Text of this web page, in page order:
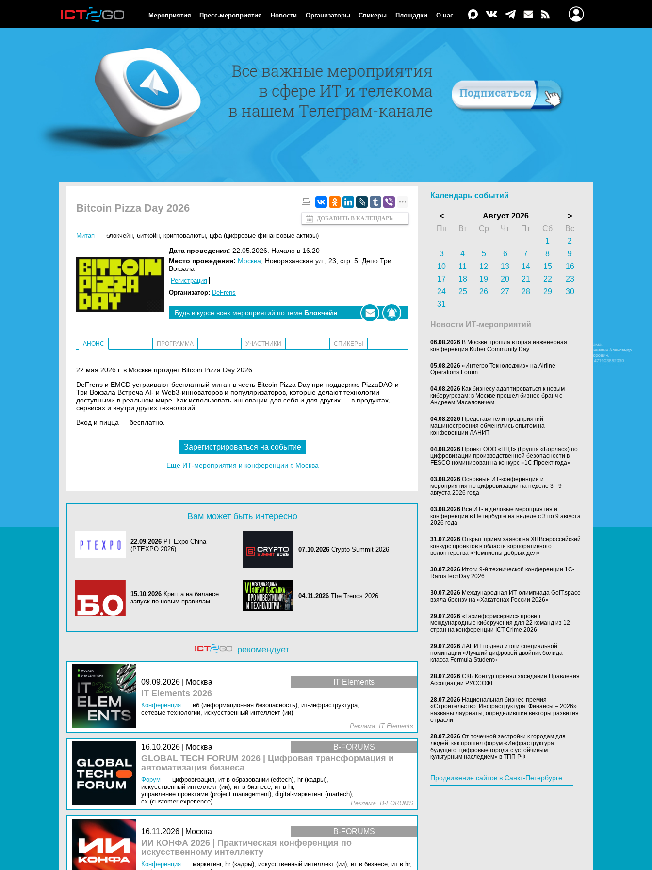
Мероприятия Пресс-мероприятия Новости Организаторы Спикеры Площадки О нас
Bitcoin Pizza Day 2026
ДОБАВИТЬ В КАЛЕНДАРЬ
Митап блокчейн, биткойн, криптовалюты, цфа (цифровые финансовые активы)
Дата проведения: 22.05.2026. Начало в 16:20
Место проведения: Москва , Новорязанская ул., 23, стр. 5, Депо Три
Вокзала
Регистрация
Организатор: DeFrens
Будь в курсе всех мероприятий по теме Блокчейн
АНОНС ПРОГРАММА УЧАСТНИКИ СПИКЕРЫ
22 мая 2026 г. в Москве пройдет Bitcoin Pizza Day 2026.
DeFrens и EMCD устраивают бесплатный митап в честь Bitcoin Pizza Day при поддержке PizzaDAO и
Три Вокзала Встреча AI- и Web3-инноваторов и популяризаторов, которые делают технологии
доступными в реальном мире. Как использовать инновации для себя и для других — в продуктах,
сервисах и внутри других технологий.
Вход и пицца — бесплатно.
Зарегистрироваться на событие
Еще ИТ-мероприятия и конференции г. Москва
Вам может быть интересно
22.09.2026 PT Expo China
(PTEXPO 2026)
07.10.2026 Crypto Summit 2026
15.10.2026 Крипта на балансе:
запуск по новым правилам
04.11.2026 The Trends 2026
рекомендует
IT Elements
09.09.2026 | Москва
IT Elements 2026
Конференция иб (информационная безопасность), ит-инфраструктура,
сетевые технологии, искусственный интеллект (ии)
Реклама. IT Elements
B-FORUMS
16.10.2026 | Москва
GLOBAL TECH FORUM 2026 | Цифровая трансформация и
автоматизация бизнеса
Форум цифровизация, ит в образовании (edtech), hr (кадры),
искусственный интеллект (ии), ит в бизнесе, ит в hr,
управление проектами (project management), digital-маркетинг (martech),
cx (customer experience)
Реклама. B-FORUMS
B-FORUMS
16.11.2026 | Москва
ИИ КОНФА 2026 | Практическая конференция по
искусственному интеллекту
Конференция маркетинг, hr (кадры), искусственный интеллект (ии), ит в бизнесе, ит в hr,
Календарь событий
< Август 2026
>
Пн
Вт Ср Чт Пт Сб
Вс
1
2
3
4 5 6 7 8
9
10
11 12 13 14 15
16
17
18 19 20 21 22
23
24
25 26 27 28 29
30
31
Новости ИТ-мероприятий
06.08.2026 В Москве прошла вторая инженерная
конференция Kuber Community Day
05.08.2026 «Интегро Текнолоджиз» на Airline
Operations Forum
04.08.2026 Как бизнесу адаптироваться к новым
киберугрозам: в Москве прошел бизнес-бранч с
Андреем Масаловичем
04.08.2026 Представители предприятий
машиностроения обменялись опытом на
конференции ЛАНИТ
04.08.2026 Проект ООО «ЦЦТ» (Группа «Борлас») по
цифровизации производственной безопасности в
FESCO номинирован на конкурс «1С:Проект года»
03.08.2026 Основные ИТ-конференции и
мероприятия по цифровизации на неделе 3 - 9
августа 2026 года
03.08.2026 Все ИТ- и деловые мероприятия и
конференции в Петербурге на неделе с 3 по 9 августа
2026 года
31.07.2026 Открыт прием заявок на XII Всероссийский
конкурс проектов в области корпоративного
волонтерства «Чемпионы добрых дел»
30.07.2026 Итоги 9-й технической конференции 1C-
RarusTechDay 2026
30.07.2026 Международная ИТ-олимпиада GoIT.space
взяла бронзу на «Хакатонах России 2026»
29.07.2026 «Газинформсервис» провёл
международные киберучения для 22 команд из 12
стран на конференции ICT-Crime 2026
29.07.2026 ЛАНИТ подвел итоги специальной
номинации «Лучший цифровой двойник болида
класса Formula Student»
28.07.2026 СКБ Контур принял заседание Правления
Ассоциации РУССОФТ
28.07.2026 Национальная бизнес-премия
«Строительство. Инфраструктура. Финансы – 2026»:
названы лауреаты, определившие векторы развития
отрасли
28.07.2026 От точечной застройки к городам для
людей: как прошел форум «Инфраструктура
будущего: цифровые города с устойчивым
культурным наследием» в ТПП РФ
Продвижение сайтов в Санкт-Петербурге